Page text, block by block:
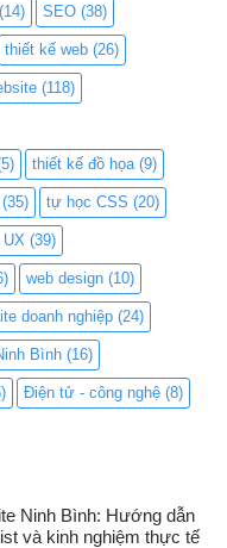
(14) SEO (38)
thiết kế web (26)
(118)
thiết kế đồ họa (9)
(35) tự học CSS (20)
UX (39)
web design (10)
doanh nghiệp (24)
Bình (16)
Điện tử - công nghệ (8)
Ninh Bình: Hướng dẫn
và kinh nghiệm thực tế